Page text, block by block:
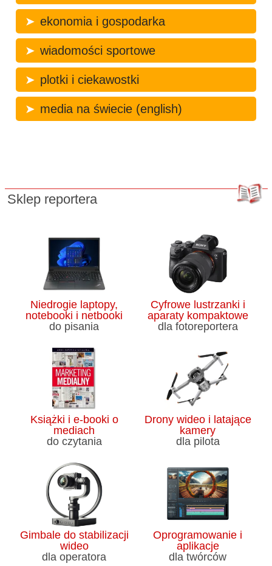
ekonomia i gospodarka
wiadomości sportowe
plotki i ciekawostki
media na świecie (english)
Sklep reportera
Niedrogie laptopy,
notebooki i netbooki
do pisania
Cyfrowe lustrzanki i
aparaty kompaktowe
dla fotoreportera
Książki i e-booki o
mediach
do czytania
Drony wideo i latające
kamery
dla pilota
Gimbale do stabilizacji
wideo
dla operatora
Oprogramowanie i
aplikacje
dla twórców